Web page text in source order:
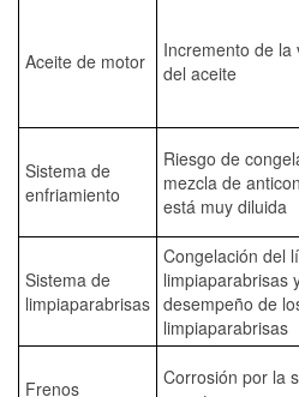
Aceite de motor
Incremento de la
del aceite
Sistema de
enfriamiento
Riesgo de
mezcla de
está muy diluida
Sistema de
limpiaparabrisas
Congelación del
limpiaparabrisas
desempeño de
limpiaparabrisas
Frenos
Corrosión por la